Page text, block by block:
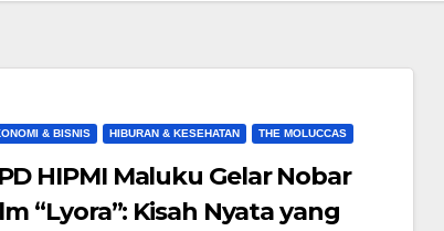
& BISNIS HIBURAN & KESEHATAN THE MOLUCCAS
HIPMI Maluku Gelar Nobar
“Lyora”: Kisah Nyata yang